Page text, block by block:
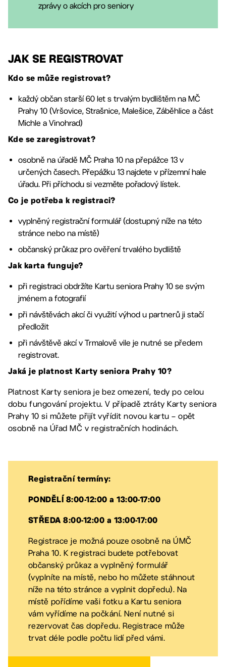
zprávy o akcích pro seniory
JAK SE REGISTROVAT
Kdo se může registrovat?
každý občan starší 60 let s trvalým bydlištěm na MČ
Prahy 10 (Vršovice, Strašnice, Malešice, Záběhlice a část
Michle a Vinohrad)
Kde se zaregistrovat?
osobně na úřadě MČ Praha 10 na přepážce 13 v
určených časech. Přepážku 13 najdete v přízemní hale
úřadu. Při příchodu si vezměte pořadový lístek.
Co je potřeba k registraci?
vyplněný registrační formulář (dostupný níže na této
stránce nebo na místě)
občanský průkaz pro ověření trvalého bydliště
Jak karta funguje?
při registraci obdržíte Kartu seniora Prahy 10 se svým
jménem a fotografií
při návštěvách akcí či využití výhod u partnerů ji stačí
předložit
při návštěvě akcí v Trmalově vile je nutné se předem
registrovat.
Jaká je platnost Karty seniora Prahy 10?
Platnost Karty seniora je bez omezení, tedy po celou
dobu fungování projektu. V případě ztráty Karty seniora
Prahy 10 si můžete přijít vyřídit novou kartu – opět
osobně na Úřad MČ v registračních hodinách.
Registrační termíny:
PONDĚLÍ 8:00-12:00 a 13:00-17:00
STŘEDA 8:00-12:00 a 13:00-17:00
Registrace je možná pouze osobně na ÚMČ
Praha 10. K registraci budete potřebovat
občanský průkaz a vyplněný formulář
(vyplníte na místě, nebo ho můžete stáhnout
níže na této stránce a vyplnit dopředu). Na
místě pořídíme vaši fotku a Kartu seniora
vám vyřídíme na počkání. Není nutné si
rezervovat čas dopředu. Registrace může
trvat déle podle počtu lidí před vámi.